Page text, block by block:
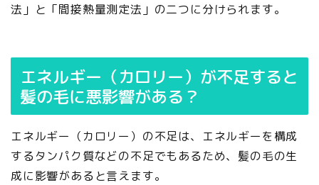
法」と「間接熱量測定法」の二つに分けられます。
エネルギー（カロリー）が不足すると
髪の毛に悪影響がある？
エネルギー（カロリー）の不足は、エネルギーを構成
するタンパク質などの不足でもあるため、髪の毛の生
成に影響があると言えます。